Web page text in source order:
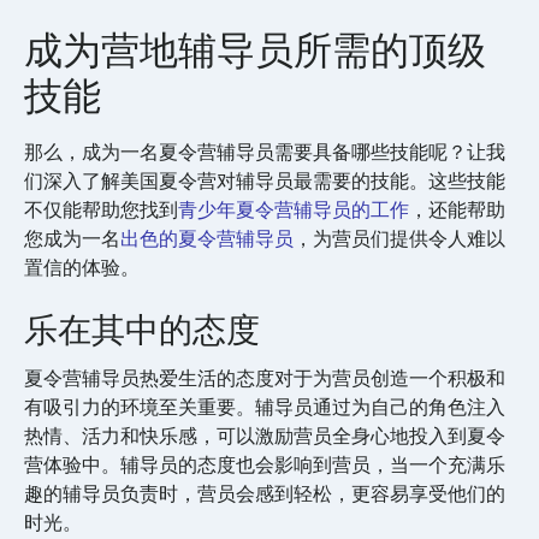
成为营地辅导员所需的顶级
技能
那么，成为一名夏令营辅导员需要具备哪些技能呢？让我
们深入了解美国夏令营对辅导员最需要的技能。这些技能
不仅能帮助您找到青少年夏令营辅导员的工作 ，还能帮助
您成为一名出色的夏令营辅导员 ，为营员们提供令人难以
置信的体验。
乐在其中的态度
夏令营辅导员热爱生活的态度对于为营员创造一个积极和
有吸引力的环境至关重要。辅导员通过为自己的角色注入
热情、活力和快乐感，可以激励营员全身心地投入到夏令
营体验中。辅导员的态度也会影响到营员，当一个充满乐
趣的辅导员负责时，营员会感到轻松，更容易享受他们的
时光。